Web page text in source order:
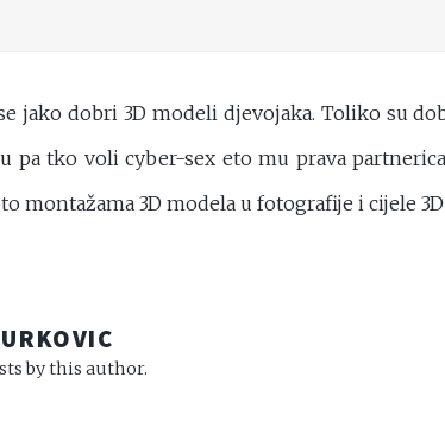
jako dobri 3D modeli djevojaka. Toliko su
pa tko voli cyber-sex eto mu prava
montažama 3D modela u fotografije i cijele 3D
by this author.